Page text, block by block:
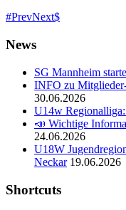
PrevNext
News
SG Mannheim
INFO zu
30.06.2026
U14w
📣 Wichtige
24.06.2026
U18W
Neckar 19.06.2026
Shortcuts